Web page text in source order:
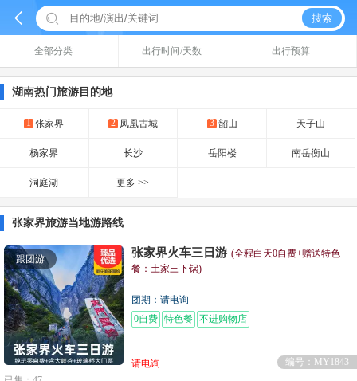
  搜索
全部分类 出行时间/天数 出行预算
湖南热门旅游目的地
1 张家界 2 凤凰古城 3 韶山 天子山
杨家界 长沙 岳阳楼 南岳衡山
洞庭湖 更多 >>
张家界旅游当地游路线
跟团游 张家界火车三日游 (全程白天0自费+赠送特色
餐：土家三下锅)
团期：请电询
0自费 特色餐 不进购物店
请电询
编号：MY1843